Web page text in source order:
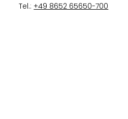
Tel.:+49 8652 65650-700